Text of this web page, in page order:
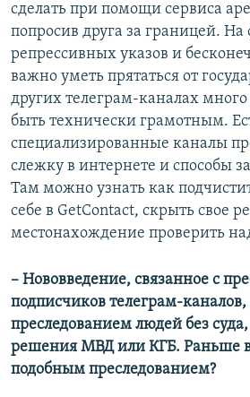
сделать при помощи сервиса
попросив друга за границей. На
репрессивных указов и
важно уметь прятаться от
других телеграм-каналах
быть технически грамотным.
специализированные каналы
слежку в интернете и способы
Там можно узнать как
себе в GetContact, скрыть свое
местонахождение проверить
– Нововведение, связанное с
подписчиков телеграм-каналов,
преследованием людей без суда,
решения МВД или КГБ. Раньше
подобным преследованием?